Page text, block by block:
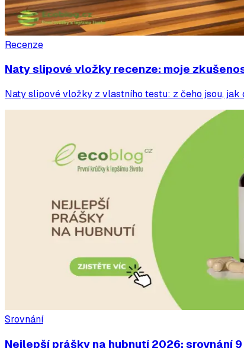
Recenze
Naty slipové vložky recenze: moje
Naty slipové vložky z vlastního testu: z čeho jsou, jak
Srovnání
Nejlepší prášky na hubnutí 2026: srovnání